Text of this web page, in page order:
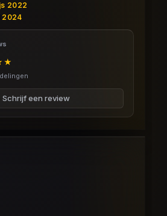
2022
2024
Schrijf een review